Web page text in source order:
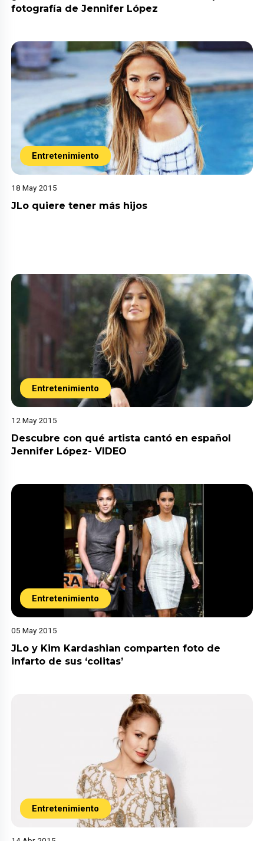
fotografía de Jennifer López
Entretenimiento
18 May 2015
JLo quiere tener más hijos
Entretenimiento
12 May 2015
Descubre con qué artista cantó en español
Jennifer López- VIDEO
Entretenimiento
05 May 2015
JLo y Kim Kardashian comparten foto de
infarto de sus ‘colitas’
Entretenimiento